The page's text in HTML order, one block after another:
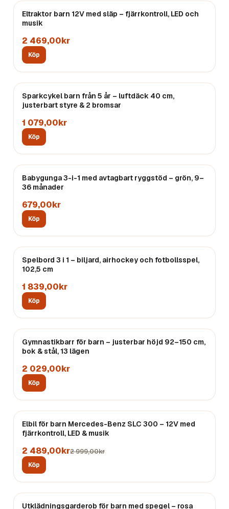
Eltraktor barn 12V med släp – fjärrkontroll, LED och
musik
2 469,00kr
Köp
Sparkcykel barn från 5 år – luftdäck 40 cm,
justerbart styre & 2 bromsar
1 079,00kr
Köp
Babygunga 3-i-1 med avtagbart ryggstöd – grön, 9–
36 månader
679,00kr
Köp
Spelbord 3 i 1 – biljard, airhockey och fotbollsspel,
102,5 cm
1 839,00kr
Köp
Gymnastikbarr för barn – justerbar höjd 92–150 cm,
bok & stål, 13 lägen
2 029,00kr
Köp
REA
Elbil för barn Mercedes-Benz SLC 300 – 12V med
fjärrkontroll, LED & musik
2 489,00kr2 999,00kr
Köp
Utklädningsgarderob för barn med spegel – rosa